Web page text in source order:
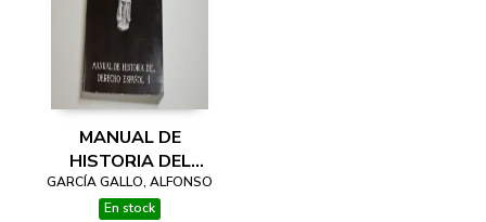
MANUAL DE
HISTORIA DEL
DERECHO ESPAÑOL.
1, EL ORIGEN Y LA
GARCÍA GALLO, ALFONSO
En stock